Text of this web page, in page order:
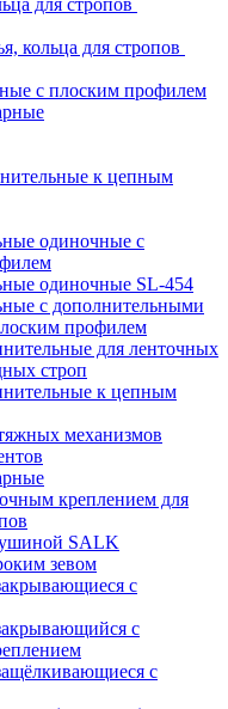
для стропов
кольца для стропов
с плоским профилем
к цепным
одиночные c
одиночные SL-454
с дополнительными
профилем
для ленточных
строп
к цепным
механизмов
креплением для
SALK
зевом
с
с
с